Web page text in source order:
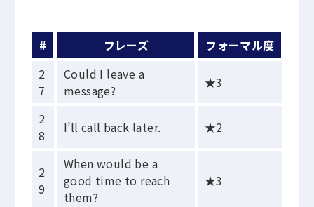
# フレーズ
フォーマル度
2
7
Could I leave a
message?
★3
2
8
I’ll call back later. ★2
2
9
When would be a
good time to reach
them?
★3